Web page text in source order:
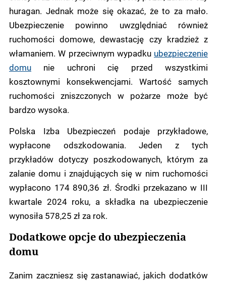
huragan. Jednak może się okazać, że to za mało.
Ubezpieczenie powinno uwzględniać również
ruchomości domowe, dewastację czy kradzież z
włamaniem. W przeciwnym wypadku ubezpieczenie
domu nie uchroni cię przed wszystkimi
kosztownymi konsekwencjami. Wartość samych
ruchomości zniszczonych w pożarze może być
bardzo wysoka.
Polska Izba Ubezpieczeń podaje przykładowe,
wypłacone odszkodowania. Jeden z tych
przykładów dotyczy poszkodowanych, którym za
zalanie domu i znajdujących się w nim ruchomości
wypłacono 174 890,36 zł. Środki przekazano w III
kwartale 2024 roku, a składka na ubezpieczenie
wynosiła 578,25 zł za rok.
Dodatkowe opcje do ubezpieczenia
domu
Zanim zaczniesz się zastanawiać, jakich dodatków